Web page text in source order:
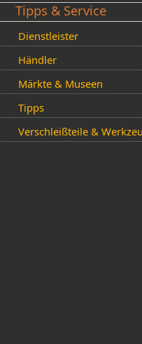
Tipps & Service
Dienstleister
Händler
Märkte & Museen
Tipps
Verschleißteile &